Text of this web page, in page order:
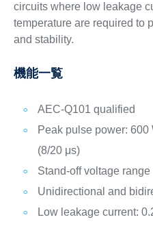
circuits where low leakage
temperature are required to
and stability.
機能一覧
AEC-Q101 qualified
Peak pulse power: 600
(8/20 μs)
Stand-off voltage
Unidirectional and
Low leakage current: